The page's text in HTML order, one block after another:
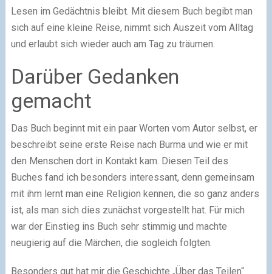
Lesen im Gedächtnis bleibt. Mit diesem Buch begibt man
sich auf eine kleine Reise, nimmt sich Auszeit vom Alltag
und erlaubt sich wieder auch am Tag zu träumen.
Darüber Gedanken
gemacht
Das Buch beginnt mit ein paar Worten vom Autor selbst, er
beschreibt seine erste Reise nach Burma und wie er mit
den Menschen dort in Kontakt kam. Diesen Teil des
Buches fand ich besonders interessant, denn gemeinsam
mit ihm lernt man eine Religion kennen, die so ganz anders
ist, als man sich dies zunächst vorgestellt hat. Für mich
war der Einstieg ins Buch sehr stimmig und machte
neugierig auf die Märchen, die sogleich folgten.
Besonders gut hat mir die Geschichte „Über das Teilen“